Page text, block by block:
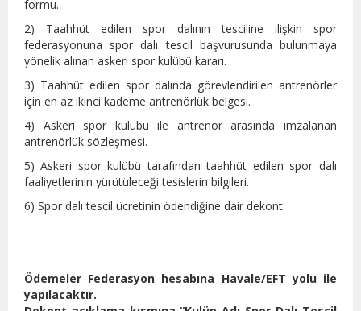
formu.
2) Taahhüt edilen spor dalının tesciline ilişkin spor
federasyonuna spor dalı tescil başvurusunda bulunmaya
yönelik alınan askeri spor kulübü kararı.
3) Taahhüt edilen spor dalında görevlendirilen antrenörler
için en az ikinci kademe antrenörlük belgesi.
4) Askeri spor kulübü ile antrenör arasında imzalanan
antrenörlük sözleşmesi.
5) Askeri spor kulübü tarafından taahhüt edilen spor dalı
faaliyetlerinin yürütüleceği tesislerin bilgileri.
6) Spor dalı tescil ücretinin ödendiğine dair dekont.
Ödemeler Federasyon hesabına Havale/EFT yolu ile
yapılacaktır.